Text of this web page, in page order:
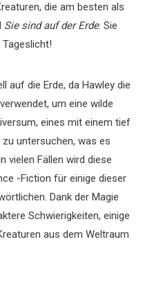
die am besten als
Sie sind auf der Erde. Sie
auf die Erde, da Hawley die
um eine wilde
eines mit einem tief
untersuchen, was es
vielen Fällen wird diese
-Fiction für einige dieser
Dank der Magie
Schwierigkeiten, einige
aus dem Weltraum